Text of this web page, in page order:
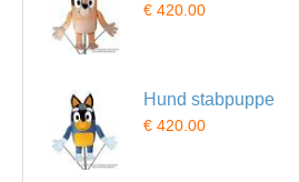
€ 420.00
Hund stabpuppe
€ 420.00